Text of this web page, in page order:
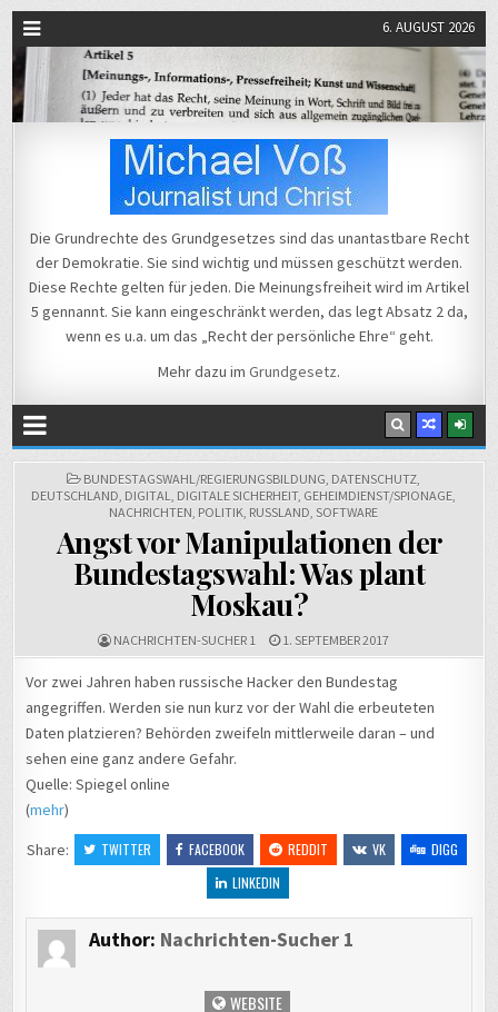
6. AUGUST 2026
Michael Voß
Die Grundrechte des Grundgesetzes sind das unantastbare Recht
der Demokratie. Sie sind wichtig und müssen geschützt werden.
Diese Rechte gelten für jeden. Die Meinungsfreiheit wird im Artikel
5 gennannt. Sie kann eingeschränkt werden, das legt Absatz 2 da,
wenn es u.a. um das „Recht der persönliche Ehre“ geht.
Mehr dazu im Grundgesetz.
POSTED
IN
BUNDESTAGSWAHL/REGIERUNGSBILDUNG, DATENSCHUTZ,
DEUTSCHLAND, DIGITAL, DIGITALE SICHERHEIT, GEHEIMDIENST/SPIONAGE,
NACHRICHTEN, POLITIK, RUSSLAND, SOFTWARE
Angst vor Manipulationen der
Bundestagswahl: Was plant
Moskau?
NACHRICHTEN-SUCHER 1 1. SEPTEMBER 2017
Vor zwei Jahren haben russische Hacker den Bundestag
angegriffen. Werden sie nun kurz vor der Wahl die erbeuteten
Daten platzieren? Behörden zweifeln mittlerweile daran – und
sehen eine ganz andere Gefahr.
Quelle: Spiegel online
(mehr)
Share:
TWITTER FACEBOOK REDDIT VK
DIGG
LINKEDIN
Author: Nachrichten-Sucher 1
WEBSITE